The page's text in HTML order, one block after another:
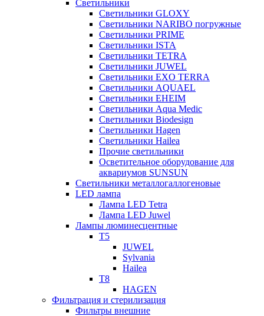
Светильники
Светильники GLOXY
Светильники NARIBO погружные
Светильники PRIME
Светильники ISTA
Светильники TETRA
Светильники JUWEL
Светильники EXO TERRA
Светильники AQUAEL
Светильники EHEIM
Светильники Aqua Medic
Светильники Biodesign
Светильники Hagen
Светильники Hailea
Прочие светильники
Осветительное оборудование для
аквариумов SUNSUN
Светильники металлогаллогеновые
LED лампа
Лампа LED Tetra
Лампа LED Juwel
Лампы люминесцентные
T5
JUWEL
Sylvania
Hailea
T8
HAGEN
Фильтрация и стерилизация
Фильтры внешние